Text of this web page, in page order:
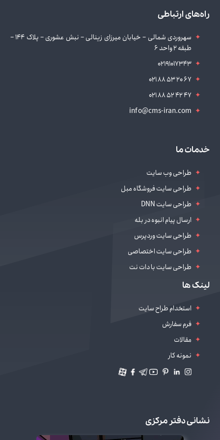
راه‌های ارتباطی
سهروردی شمالی – خیابان میرزای زینالی – نبش عشوری – پلاک 144 –
طبقه 2 واحد 6
02191017343
021 88 53 20 67
021 88 52 42 47
info@cms-iran.com
خدمات ما
طراحی وب سایت
طراحی سایت فروشگاه مبل
طراحی سایت DNN
ارسال پیام انبوه در بله
طراحی سایت وردپرس
طراحی سایت اختصاصی
طراحی سایت با دات نت
طراحی سایت سالن زیباییلینک ها
استخدام طراح سایت
فرم سفارش
مقالات
نمونه کار
نشانی دفتر مرکزی